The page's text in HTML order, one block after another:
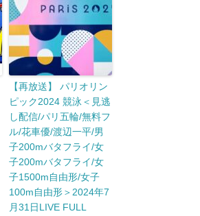
【再放送】 パリオリン
ピック2024 競泳＜見逃
し配信/パリ五輪/無料フ
ル/花車優/渡辺一平/男
子200mバタフライ/女
子200mバタフライ/女
子1500m自由形/女子
100m自由形＞2024年7
月31日LIVE FULL